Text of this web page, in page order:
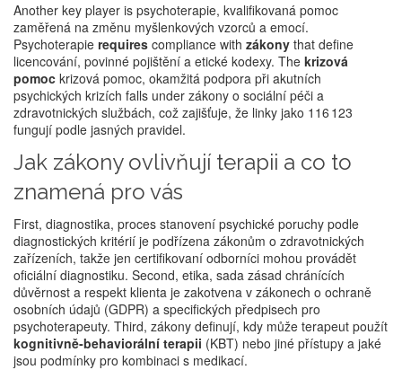
Another key player is psychoterapie, kvalifikovaná pomoc
zaměřená na změnu myšlenkových vzorců a emocí.
Psychoterapie requires compliance with zákony that define
licencování, povinné pojištění a etické kodexy. The krizová
pomoc krizová pomoc, okamžitá podpora při akutních
psychických krizích falls under zákony o sociální péči a
zdravotnických službách, což zajišťuje, že linky jako 116 123
fungují podle jasných pravidel.
Jak zákony ovlivňují terapii a co to
znamená pro vás
First, diagnostika, proces stanovení psychické poruchy podle
diagnostických kritérií je podřízena zákonům o zdravotnických
zařízeních, takže jen certifikovaní odborníci mohou provádět
oficiální diagnostiku. Second, etika, sada zásad chránících
důvěrnost a respekt klienta je zakotvena v zákonech o ochraně
osobních údajů (GDPR) a specifických předpisech pro
psychoterapeuty. Third, zákony definují, kdy může terapeut použít
kognitivně‑behaviorální terapii (KBT) nebo jiné přístupy a jaké
jsou podmínky pro kombinaci s medikací.